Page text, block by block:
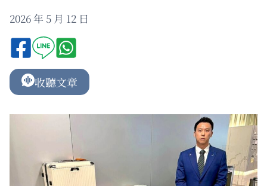
2026 年 5 月 12 日
收聽文章